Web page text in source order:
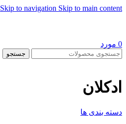
Skip to navigation Skip to main content
0 مورد
جستجو
ادکلان
دسته بندی ها